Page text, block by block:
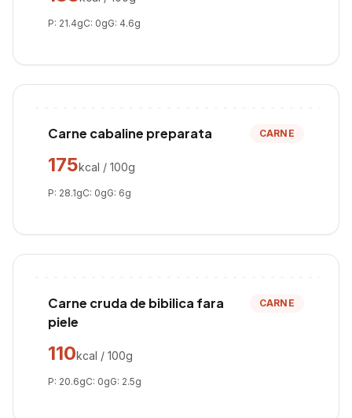
P: 21.4gC: 0gG: 4.6g
Carne cabaline preparata CARNE
175kcal / 100g
P: 28.1gC: 0gG: 6g
Carne cruda de bibilica fara
piele
CARNE
110kcal / 100g
P: 20.6gC: 0gG: 2.5g